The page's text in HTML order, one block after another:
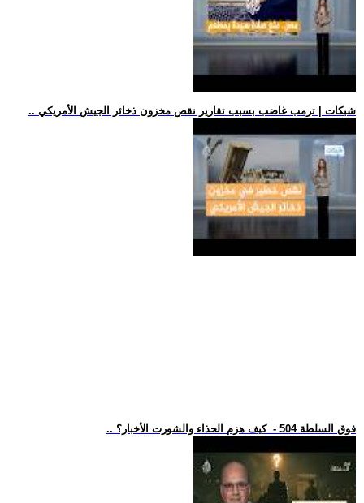
.. شبكات | ترمب غاضب بسبب تقارير نقص مخزون ذخائر الجيش الأمريكي
.. فوق السلطة 504 - كيف هزم الحذاء والشورت الأخبار؟